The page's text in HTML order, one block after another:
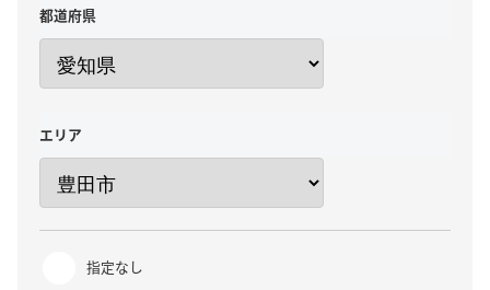
都道府県
エリア
指定なし